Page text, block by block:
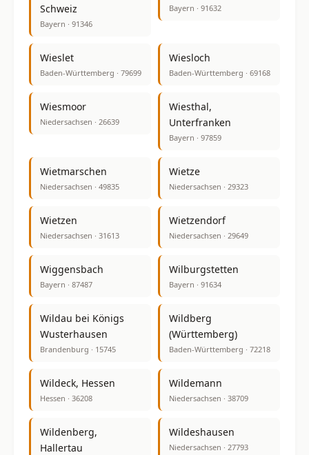
Schweiz
Bayern · 91346
Bayern · 91632
Wieslet
Baden-Württemberg · 79699
Wiesloch
Baden-Württemberg · 69168
Wiesmoor
Niedersachsen · 26639
Wiesthal,
Unterfranken
Bayern · 97859
Wietmarschen
Niedersachsen · 49835
Wietze
Niedersachsen · 29323
Wietzen
Niedersachsen · 31613
Wietzendorf
Niedersachsen · 29649
Wiggensbach
Bayern · 87487
Wilburgstetten
Bayern · 91634
Wildau bei Königs
Wusterhausen
Brandenburg · 15745
Wildberg
(Württemberg)
Baden-Württemberg · 72218
Wildeck, Hessen
Hessen · 36208
Wildemann
Niedersachsen · 38709
Wildenberg,
Hallertau
Wildeshausen
Niedersachsen · 27793